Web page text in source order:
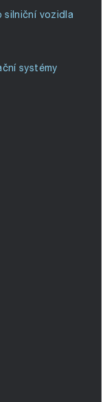
silniční vozidla
systémy